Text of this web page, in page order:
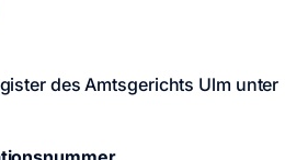
des Amtsgerichts Ulm unter